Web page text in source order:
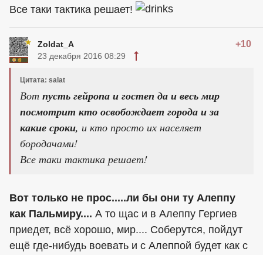
Все таки тактика решает!
Zoldat_A +10
23 декабря 2016 08:29
Цитата: salat
Вот пусть гейропа и гостеп да и весь мир
посмотрит кто освобождает города и за
какие сроки, и кто просто их населяет
бородачами!
Все таки тактика решает!
Вот только не прос.....ли бы они ту Алеппу
как Пальмиру.... А то щас и в Алеппу Гергиев
приедет, всё хорошо, мир.... Соберутся, пойдут
ещё где-нибудь воевать и с Алеппой будет как с